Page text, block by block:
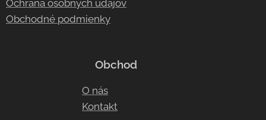
Ochrana osobných údajov
Obchodné podmienky
Obchod
O nás
Kontakt